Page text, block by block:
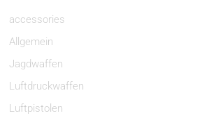
accessories
Allgemein
Jagdwaffen
Luftdruckwaffen
Luftpistolen